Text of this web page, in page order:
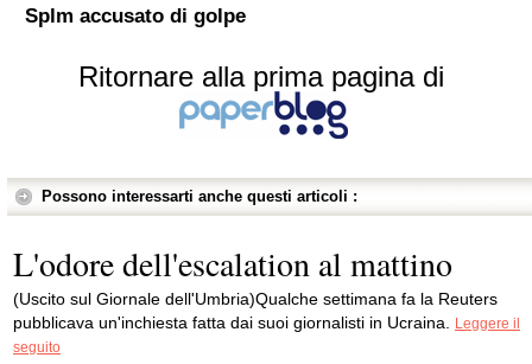
Splm accusato di golpe
Ritornare alla prima pagina di
Possono interessarti anche questi articoli :
L'odore dell'escalation al mattino
(Uscito sul Giornale dell'Umbria)Qualche settimana fa la Reuters
pubblicava un'inchiesta fatta dai suoi giornalisti in Ucraina.
Leggere il
seguito